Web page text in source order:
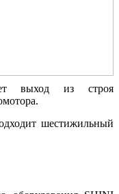
выход из строя
шестижильный